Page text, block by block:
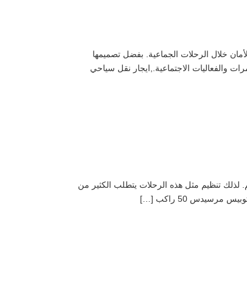
راكبًا خيارًا ممتازًا لمن يبحثون عن الراحة والأمان خلال الرحلات الجماعية. بفضل تصميمها
والفعاليات الاجتماعية.,ايجار نقل سياحي
مع أحبائهم. لذلك تنظيم مثل هذه الرحلات يتطلب الكثير من